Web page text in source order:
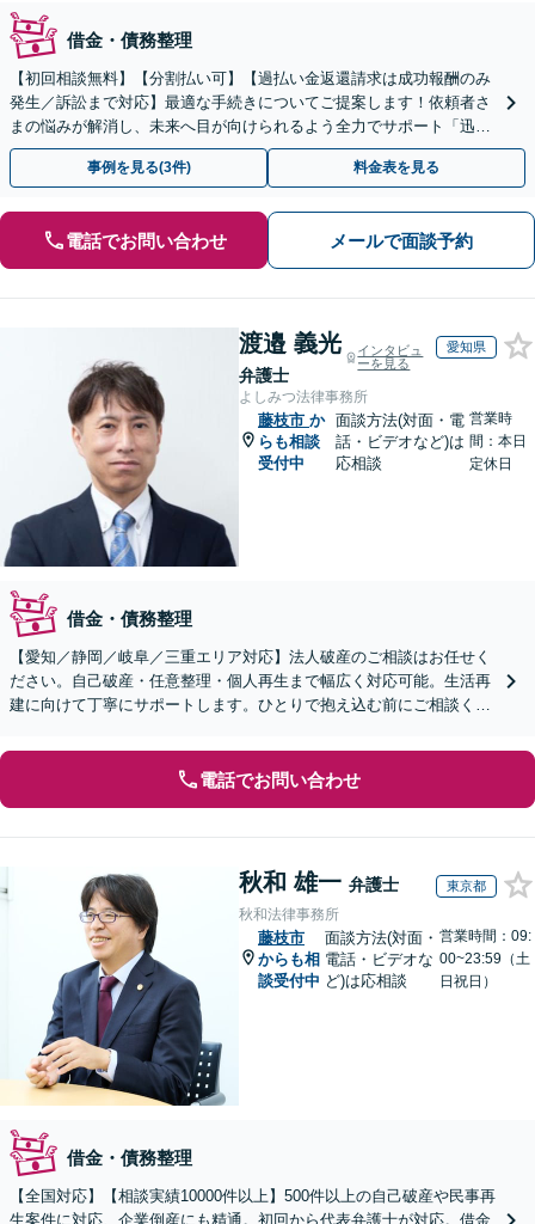
借金・債務整理
【初回相談無料】【分割払い可】【過払い金返還請求は成功報酬のみ
発生／訴訟まで対応】最適な手続きについてご提案します！依頼者さ
まの悩みが解消し、未来へ目が向けられるよう全力でサポート「迅速
丁寧な対応で、信頼関係を重視」【夜間相談可（要相談）】
事例を見る(3件) 料金表を見る
電話でお問い合わせ メールで面談予約
渡邉 義光
弁護士
インタビュ
ーを見る
愛知県
よしみつ法律事務所
藤枝市 か
らも相談
受付中
面談方法(対面・電
話・ビデオなど)は
応相談
営業時
間：本日
定休日
借金・債務整理
【愛知／静岡／岐阜／三重エリア対応】法人破産のご相談はお任せく
ださい。自己破産・任意整理・個人再生まで幅広く対応可能。生活再
建に向けて丁寧にサポートします。ひとりで抱え込む前にご相談くだ
電話でお問い合わせ
秋和 雄一 弁護士 東京都
秋和法律事務所
藤枝市
からも相
談受付中
面談方法(対面・
電話・ビデオな
ど)は応相談
営業時間：09:
00~23:59（土
日祝日）
借金・債務整理
【全国対応】【相談実績10000件以上】500件以上の自己破産や民事再
生案件に対応、企業倒産にも精通。初回から代表弁護士が対応。借金